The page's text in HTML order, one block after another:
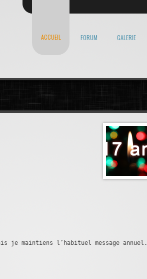
ACCUEIL FORUM GALERIE
je maintiens l’habituel message annuel.